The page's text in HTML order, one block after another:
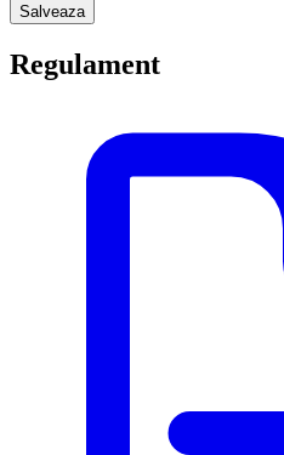
Salveaza
Regulament